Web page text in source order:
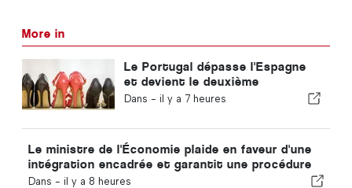
More in
Le Portugal dépasse l'Espagne
et devient le deuxième
producteur européen de
Dans - il y a 7 heures
Le ministre de l'Économie plaide en faveur d'une
intégration encadrée et garantit une procédure
accélérée pour les immigrés
Dans - il y a 8 heures